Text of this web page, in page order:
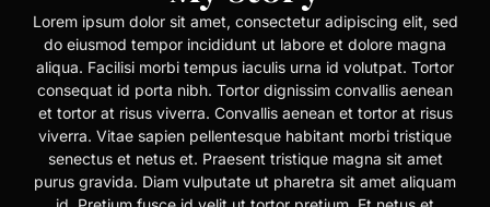
Lorem ipsum dolor sit amet, consectetur adipiscing elit, sed
do eiusmod tempor incididunt ut labore et dolore magna
aliqua. Facilisi morbi tempus iaculis urna id volutpat. Tortor
consequat id porta nibh. Tortor dignissim convallis aenean
et tortor at risus viverra. Convallis aenean et tortor at risus
viverra. Vitae sapien pellentesque habitant morbi tristique
senectus et netus et. Praesent tristique magna sit amet
purus gravida. Diam vulputate ut pharetra sit amet aliquam